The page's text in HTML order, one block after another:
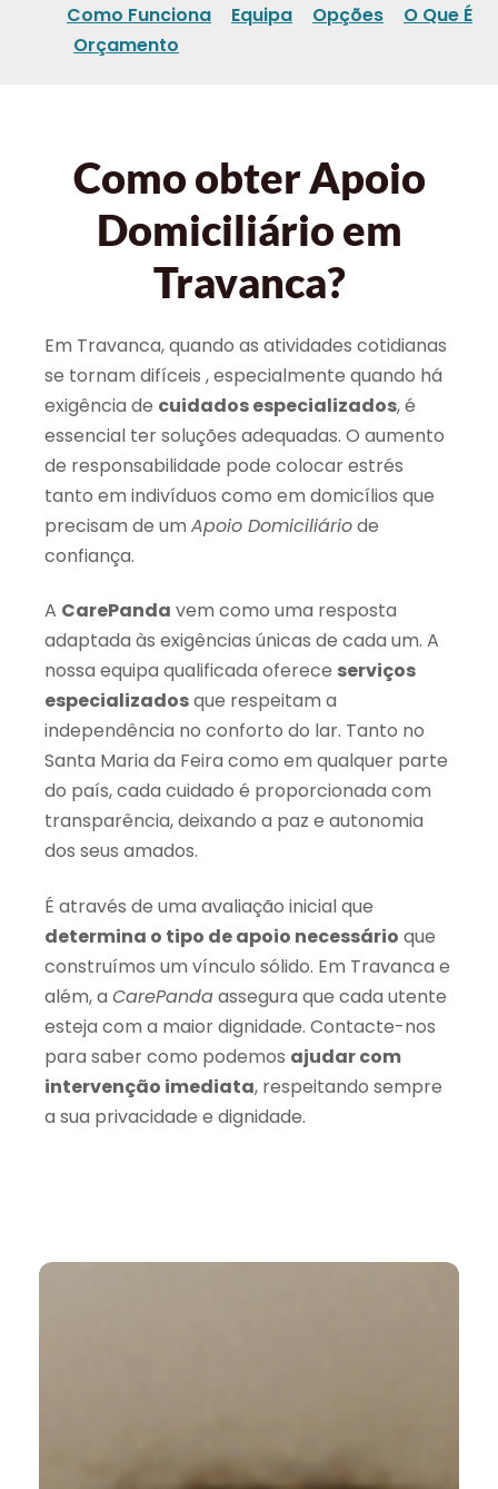
Como Funciona Equipa Opções
O Que É
Orçamento
Como obter Apoio
Domiciliário em
Travanca?
Em Travanca, quando as atividades cotidianas
se tornam difíceis , especialmente quando há
exigência de cuidados especializados, é
essencial ter soluções adequadas. O aumento
de responsabilidade pode colocar estrés
tanto em indivíduos como em domicílios que
precisam de um Apoio Domiciliáriode
confiança.
A CarePanda vem como uma resposta
adaptada às exigências únicas de cada um. A
nossa equipa qualificada oferece serviços
especializadosque respeitam a
independência no conforto do lar. Tanto no
Santa Maria da Feira como em qualquer parte
do país, cada cuidado é proporcionada com
transparência, deixando a paz e autonomia
dos seus amados.
É através de uma avaliação inicial que
determina o tipo de apoio necessário que
construímos um vínculo sólido. Em Travanca e
além, a CarePandaassegura que cada utente
esteja com a maior dignidade. Contacte-nos
para saber como podemos ajudar com
intervenção imediata, respeitando sempre
a sua privacidade e dignidade.